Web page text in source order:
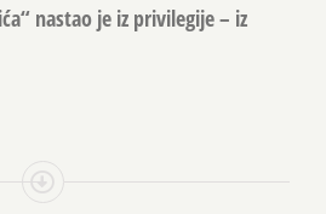
nastao je iz privilegije – iz